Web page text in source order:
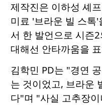
제작진은 이하성 셰
미료 '브라운 빌 스톡
서 한 발언으로 시즌
대해선 안타까움을
김학민 PD는 "경연
는 것이었고, 브라운
다"며 "사실 고추장